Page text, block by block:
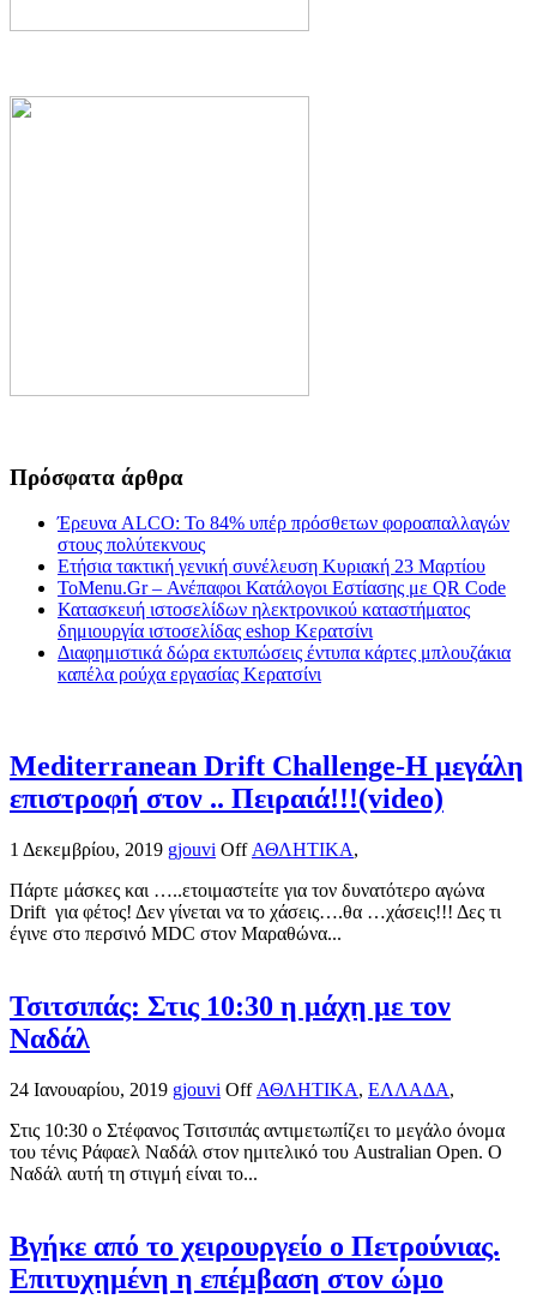
Πρόσφατα άρθρα
Έρευνα ALCO: Το 84% υπέρ πρόσθετων φοροαπαλλαγών
στους πολύτεκνους
Ετήσια τακτική γενική συνέλευση Κυριακή 23 Μαρτίου
ToMenu.Gr – Ανέπαφοι Κατάλογοι Εστίασης με QR Code
Κατασκευή ιστοσελίδων ηλεκτρονικού καταστήματος
δημιουργία ιστοσελίδας eshop Κερατσίνι
Διαφημιστικά δώρα εκτυπώσεις έντυπα κάρτες μπλουζάκια
καπέλα ρούχα εργασίας Κερατσίνι
Mediterranean Drift Challenge-Η μεγάλη
επιστροφή στον .. Πειραιά!!!(video)
1 Δεκεμβρίου, 2019 gjouvi Off ΑΘΛΗΤΙΚΑ,
Πάρτε μάσκες και …..ετοιμαστείτε για τον δυνατότερο αγώνα
Drift για φέτος! Δεν γίνεται να το χάσεις….θα …χάσεις!!! Δες τι
έγινε στο περσινό MDC στον Μαραθώνα...
Τσιτσιπάς: Στις 10:30 η μάχη με τον
Ναδάλ
24 Ιανουαρίου, 2019 gjouvi Off ΑΘΛΗΤΙΚΑ, ΕΛΛΑΔΑ,
Στις 10:30 ο Στέφανος Τσιτσιπάς αντιμετωπίζει το μεγάλο όνομα
του τένις Ράφαελ Ναδάλ στον ημιτελικό του Australian Open. Ο
Ναδάλ αυτή τη στιγμή είναι το...
Βγήκε από το χειρουργείο ο Πετρούνιας.
Επιτυχημένη η επέμβαση στον ώμο